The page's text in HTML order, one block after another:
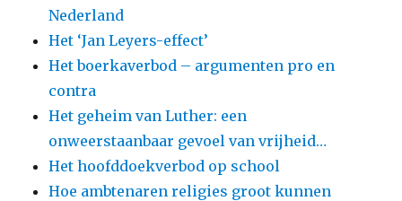
Nederland
Het ‘Jan Leyers-effect’
Het boerkaverbod – argumenten pro en
contra
Het geheim van Luther: een
onweerstaanbaar gevoel van vrijheid…
Het hoofddoekverbod op school
Hoe ambtenaren religies groot kunnen